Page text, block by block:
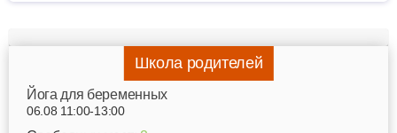
Школа родителей
Йога для беременных
06.08 11:00-13:00